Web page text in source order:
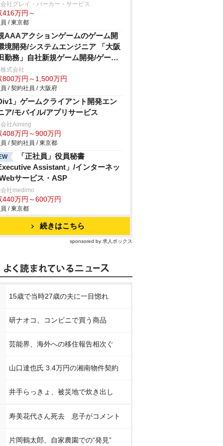
社グレイ・パーカー・サービス
416万円～
/ 東京都
AAAアクションゲームのゲーム開
境開発/システムエンジニア 「大阪
勤務」自社新規ゲーム開発/ゲー
エンタメ
式会社
800万円～1,500万円
/ 契約社員 / 大阪府
」ゲームクライアント開発エン
ア/モバイル/アプリサービス
社Aiming
408万円～900万円
/ 契約社員 / 東京都
「正社員」役員秘書
Assistant」/インターネッ
サービス・ASP
社medimo
440万円～600万円
/ 東京都
続きはこちら
sponsored by 求人ボックス
15歳で当時27歳の夫に一目惚れ
研ナオコ、コンビニで買う商品
芸能界、海外への移住報告相次ぐ
山口達也氏 3.4万円の湘南物件契約
井手らっきょ、被災地で炊き出し
寿美花代さん死去 息子がコメント
片岡鶴太郎、自家農園での“発見”